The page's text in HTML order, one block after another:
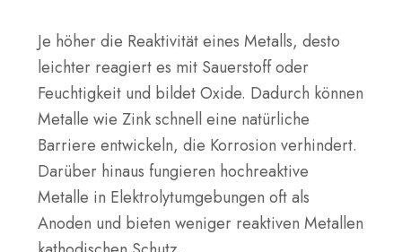
Je höher die Reaktivität eines Metalls, desto
leichter reagiert es mit Sauerstoff oder
Feuchtigkeit und bildet Oxide. Dadurch können
Metalle wie Zink schnell eine natürliche
Barriere entwickeln, die Korrosion verhindert.
Darüber hinaus fungieren hochreaktive
Metalle in Elektrolytumgebungen oft als
Anoden und bieten weniger reaktiven Metallen